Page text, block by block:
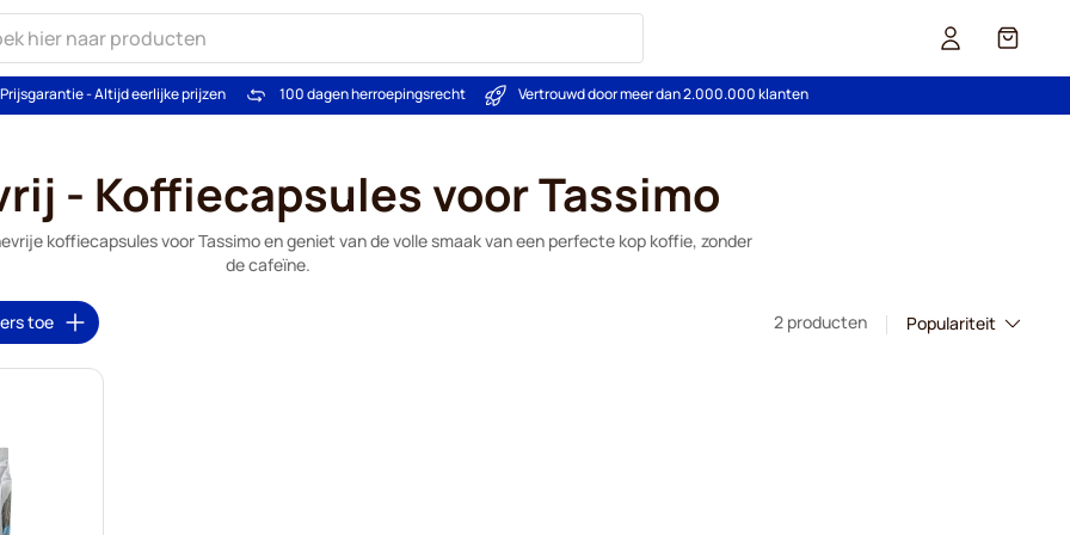
Cart
Prijsgarantie - Altijd eerlijke prijzen 100 dagen herroepingsrecht Vertrouwd door meer dan 2.000.000 klanten
- Koffiecapsules voor Tassimo
koffiecapsules voor Tassimo en geniet van de volle smaak van een perfecte kop koffie, zonder
de cafeïne.
toe 2 producten